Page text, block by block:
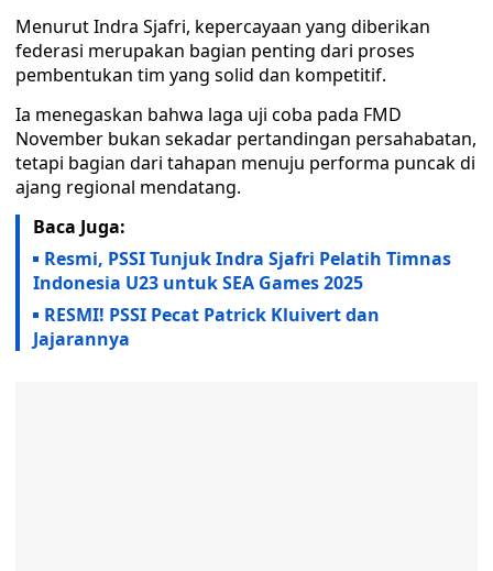
Menurut Indra Sjafri, kepercayaan yang diberikan
federasi merupakan bagian penting dari proses
pembentukan tim yang solid dan kompetitif.
Ia menegaskan bahwa laga uji coba pada FMD
November bukan sekadar pertandingan persahabatan,
tetapi bagian dari tahapan menuju performa puncak di
ajang regional mendatang.
Baca Juga:
Resmi, PSSI Tunjuk Indra Sjafri Pelatih Timnas
Indonesia U23 untuk SEA Games 2025
RESMI! PSSI Pecat Patrick Kluivert dan
Jajarannya